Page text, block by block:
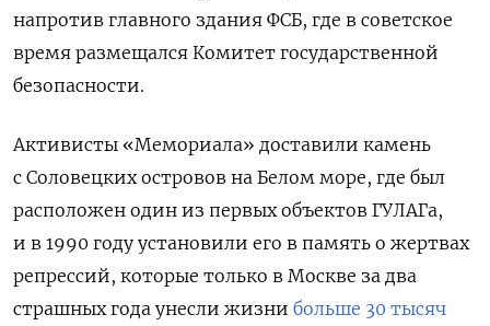
напротив главного здания ФСБ, где в советское
время размещался Комитет государственной
безопасности.
Активисты «Мемориала» доставили камень
с Соловецких островов на Белом море, где был
расположен один из первых объектов ГУЛАГа,
и в 1990 году установили его в память о жертвах
репрессий, которые только в Москве за два
страшных года унесли жизни больше 30 тысяч